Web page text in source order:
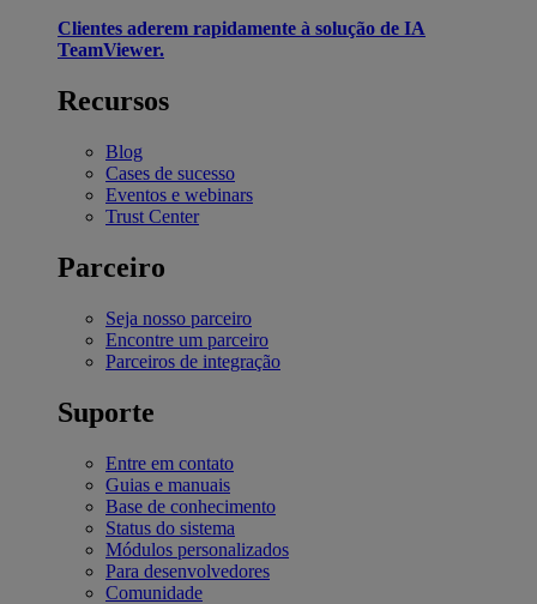
Clientes aderem rapidamente à solução de IA
TeamViewer.
Recursos
Blog
Cases de sucesso
Eventos e webinars
Trust Center
Parceiro
Seja nosso parceiro
Encontre um parceiro
Parceiros de integração
Suporte
Entre em contato
Guias e manuais
Base de conhecimento
Status do sistema
Módulos personalizados
Para desenvolvedores
Comunidade